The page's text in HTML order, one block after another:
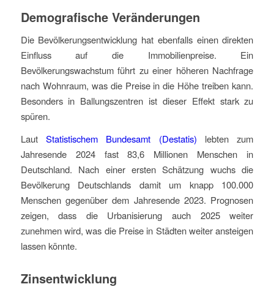
Demografische Veränderungen
Die Bevölkerungsentwicklung hat ebenfalls einen direkten
Einfluss auf die Immobilienpreise. Ein
Bevölkerungswachstum führt zu einer höheren Nachfrage
nach Wohnraum, was die Preise in die Höhe treiben kann.
Besonders in Ballungszentren ist dieser Effekt stark zu
spüren.
Laut Statistischem Bundesamt (Destatis) lebten zum
Jahresende 2024 fast 83,6 Millionen Menschen in
Deutschland. Nach einer ersten Schätzung wuchs die
Bevölkerung Deutschlands damit um knapp 100.000
Menschen gegenüber dem Jahresende 2023. Prognosen
zeigen, dass die Urbanisierung auch 2025 weiter
zunehmen wird, was die Preise in Städten weiter ansteigen
lassen könnte.
Zinsentwicklung